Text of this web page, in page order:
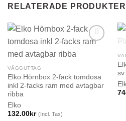
RELATERADE PRODUKTER
VÄGGUTTAG
Elko Hörnbox 2-fack tomdosa
inkl 2-facks ram med avtagbar
ribba
Elko
132.00kr (Incl. Tax)
sv